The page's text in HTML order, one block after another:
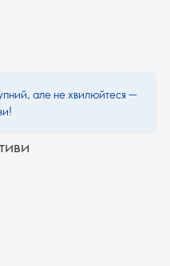
але не хвилюйтеся —